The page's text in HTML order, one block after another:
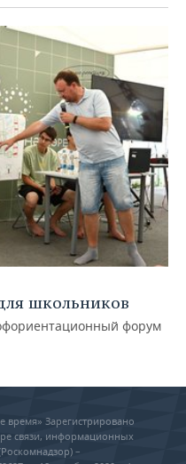
школьников
форум
время» Зарегистрировано
связи, информационных
–